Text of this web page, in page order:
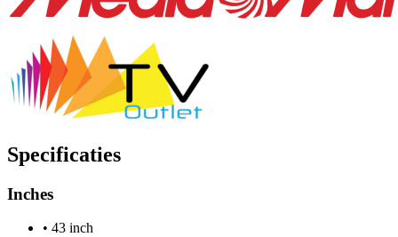
Specificaties
Inches
• 43 inch